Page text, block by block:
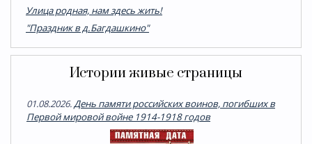
Улица родная, нам здесь жить!
"Праздник в д.Багдашкино"
Истории живые страницы
01.08.2026.День памяти российских воинов, погибших в
Первой мировой войне 1914-1918 годов